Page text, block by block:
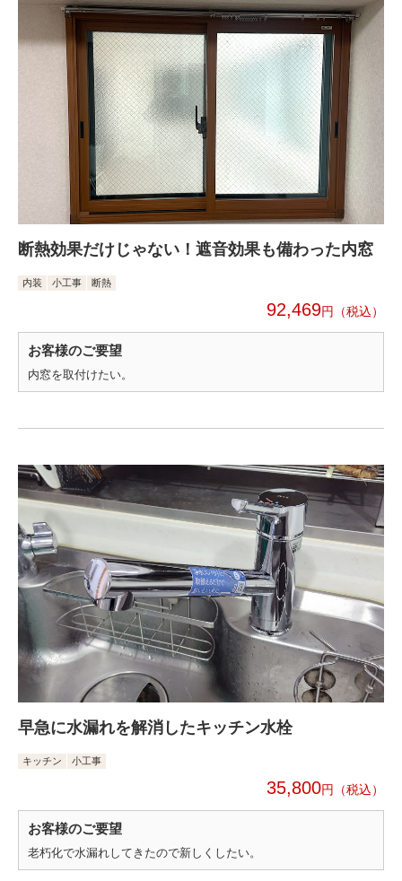
断熱効果だけじゃない！遮音効果も備わった内窓
内装 小工事 断熱
92,469円
お客様のご要望
内窓を取付けたい。
早急に水漏れを解消したキッチン水栓
キッチン 小工事
35,800円
お客様のご要望
老朽化で水漏れしてきたので新しくしたい。